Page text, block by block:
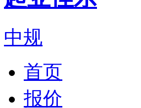
中规
首页
报价